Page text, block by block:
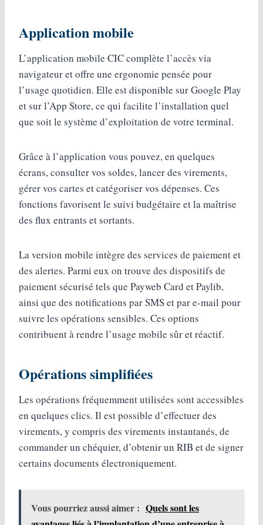
Application mobile
L’application mobile CIC complète l’accès via
navigateur et offre une ergonomie pensée pour
l’usage quotidien. Elle est disponible sur Google Play
et sur l’App Store, ce qui facilite l’installation quel
que soit le système d’exploitation de votre terminal.
Grâce à l’application vous pouvez, en quelques
écrans, consulter vos soldes, lancer des virements,
gérer vos cartes et catégoriser vos dépenses. Ces
fonctions favorisent le suivi budgétaire et la maîtrise
des flux entrants et sortants.
La version mobile intègre des services de paiement et
des alertes. Parmi eux on trouve des dispositifs de
paiement sécurisé tels que Payweb Card et Paylib,
ainsi que des notifications par SMS et par e-mail pour
suivre les opérations sensibles. Ces options
contribuent à rendre l’usage mobile sûr et réactif.
Opérations simplifiées
Les opérations fréquemment utilisées sont accessibles
en quelques clics. Il est possible d’effectuer des
virements, y compris des virements instantanés, de
commander un chéquier, d’obtenir un RIB et de signer
certains documents électroniquement.
Vous pourriez aussi aimer : Quels sont les